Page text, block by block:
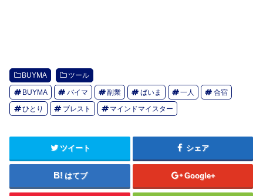
BUYMA ツール
BUYMA バイマ 副業 ばいま 一人 合宿
ひとり ブレスト マインドマイスター
ツイート シェア
はてブ Google+